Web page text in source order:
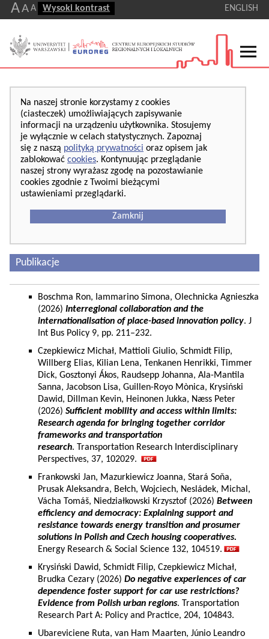
AA A Wysoki kontrast ENGLISH
Na naszej stronie korzystamy z cookies
(ciasteczek) umożliwiających zapisywanie
informacji na urządzeniu użytkownika. Stosujemy
je wyłącznie w celach statystycznych. Zapoznaj
się z naszą polityką prywatności oraz opisem jak
zablokować cookies. Kontynuując przeglądanie
naszej strony wyrażasz zgodę na pozostawianie
cookies zgodnie z Twoimi bieżącymi
ustawieniami przeglądarki.
Zamknij
Publikacje
Boschma Ron, Iammarino Simona, Olechnicka Agnieszka
(2026) Interregional collaboration and the
internationalisation of place-based innovation policy. J
Int Bus Policy 9, pp. 211–232.
Czepkiewicz Michał, Mattioli Giulio, Schmidt Filip,
Willberg Elias, Kilian Lena, Tenkanen Henrikki, Timmer
Dick, Gosztonyi Ákos, Raudsepp Johanna, Ala-Mantila
Sanna, Jacobson Lisa, Guillen-Royo Mònica, Krysiński
Dawid, Dillman Kevin, Heinonen Jukka, Næss Peter
(2026) Sufficient mobility and access within limits:
Research agenda for bringing together corridor
frameworks and transportation
research. Transportation Research Interdisciplinary
Perspectives, 37, 102029.
Frankowski Jan, Mazurkiewicz Joanna, Stará Soňa,
Prusak Aleksandra, Bełch, Wojciech, Nesládek, Michal,
Vácha Tomáš, Niedziałkowski Krzysztof (2026) Between
efficiency and democracy: Explaining support and
resistance towards energy transition and prosumer
solutions in Polish and Czech housing cooperatives.
Energy Research & Social Science 132, 104519.
Krysiński Dawid, Schmidt Filip, Czepkiewicz Michał,
Brudka Cezary (2026) Do negative experiences of car
dependence foster support for car use restrictions?
Evidence from Polish urban regions. Transportation
Research Part A: Policy and Practice, 204, 104843.
Ubareviciene Ruta, van Ham Maarten, Júnio Leandro